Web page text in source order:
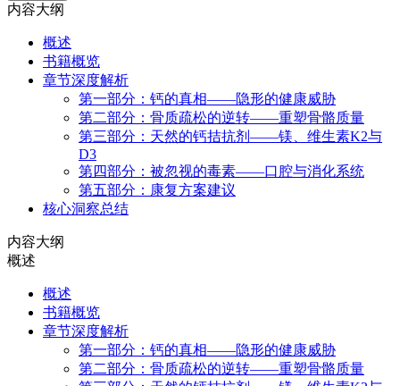
内容大纲
概述
书籍概览
章节深度解析
第一部分：钙的真相——隐形的健康威胁
第二部分：骨质疏松的逆转——重塑骨骼质量
第三部分：天然的钙拮抗剂——镁、维生素K2与
D3
第四部分：被忽视的毒素——口腔与消化系统
第五部分：康复方案建议
核心洞察总结
内容大纲
概述
概述
书籍概览
章节深度解析
第一部分：钙的真相——隐形的健康威胁
第二部分：骨质疏松的逆转——重塑骨骼质量